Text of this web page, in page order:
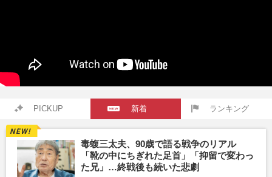
PICKUP 新着 ランキング
毒蝮三太夫、90歳で語る戦争のリアル
「靴の中にちぎれた足首」「抑留で変わっ
た兄」…終戦後も続いた悲劇